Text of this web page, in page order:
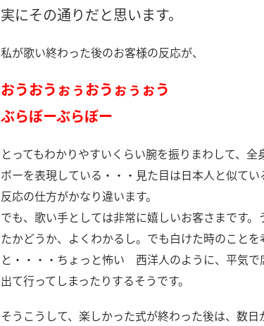
実にその通りだと思います。
私が歌い終わった後のお客様の反応が、
おうおうぉぅおうぉぅぉう
ぶらぼーぶらぼー
とってもわかりやすいくらい腕を振りまわして、全
ボーを表現している・・・見た目は日本人と似てい
反応の仕方がかなり違います。
でも、歌い手としては非常に嬉しいお客さまです。
たかどうか、よくわかるし。でも白けた時のことを
と・・・・ちょっと怖い 西洋人のように、平気で
出て行ってしまったりするそうです。
そうこうして、楽しかった式が終わった後は、数日